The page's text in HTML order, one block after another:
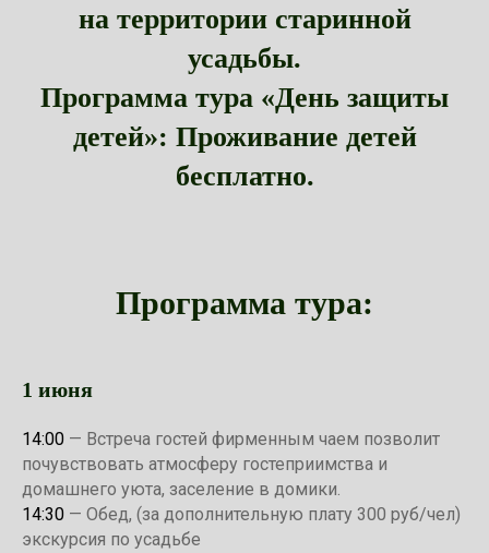
на территории старинной
усадьбы.
Программа тура «День защиты
детей»: Проживание детей
бесплатно.
Программа тура:
1 июня
14:00 — Встреча гостей фирменным чаем позволит
почувствовать атмосферу гостеприимства и
домашнего уюта, заселение в домики.
14:30 — Обед, (за дополнительную плату 300 руб/чел)
экскурсия по усадьбе